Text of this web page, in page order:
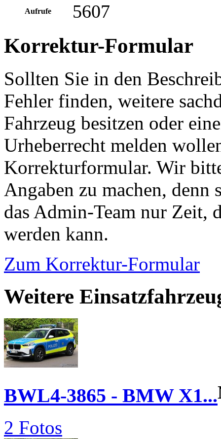
Aufrufe 5607
Korrektur-Formular
Sollten Sie in den
Fehler finden, weitere
Fahrzeug besitzen oder
Urheberrecht melden
Korrekturformular. Wir
Angaben zu machen,
das Admin-Team nur Zeit,
werden kann.
Zum Korrektur-Formular
Weitere
BWL4-3865 - BMW X1...
2 Fotos